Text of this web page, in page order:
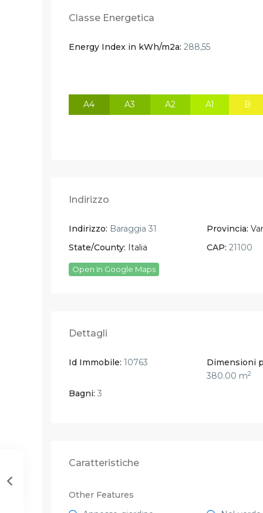
Classe Energetica
Energy Index in kWh/m2a: 288,55
A4 A3 A2 A1 B
Indirizzo
Indirizzo: Baraggia 31 Provincia:
State/County: Italia CAP: 21100
Open In Google Maps
Dettagli
Id Immobile: 10763
Dimensioni
380.00 m2
Bagni: 3
Caratteristiche
Other Features